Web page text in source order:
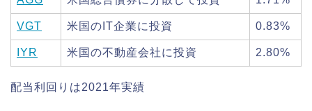
VGT 米国のIT企業に投資 0.83%
IYR 米国の不動産会社に投資 2.80%
配当利回りは2021年実績